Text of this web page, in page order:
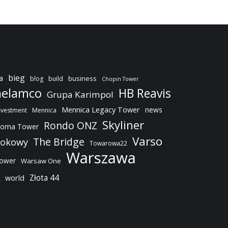
bieg blog build business Chopin Tower
Grupa Karimpol HB Reavis
Mennica Mennica Legacy Tower news
Tower Rondo ONZ Skyliner
The Bridge Towarowa22 Varso
Warsaw One Warszawa
world Złota 44